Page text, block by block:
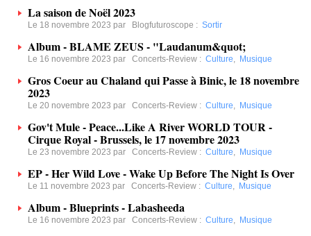
La saison de Noël 2023
Le 18 novembre 2023 par Blogfuturoscope : Sortir
Album - BLAME ZEUS - "Laudanum&quot;
Le 16 novembre 2023 par Concerts-Review : Culture, Musique
Gros Coeur au Chaland qui Passe à Binic, le 18 novembre
2023
Le 20 novembre 2023 par Concerts-Review : Culture, Musique
Gov't Mule - Peace...Like A River WORLD TOUR -
Cirque Royal - Brussels, le 17 novembre 2023
Le 23 novembre 2023 par Concerts-Review : Culture, Musique
EP - Her Wild Love - Wake Up Before The Night Is Over
Le 11 novembre 2023 par Concerts-Review : Culture, Musique
Album - Blueprints - Labasheeda
Le 16 novembre 2023 par Concerts-Review : Culture, Musique